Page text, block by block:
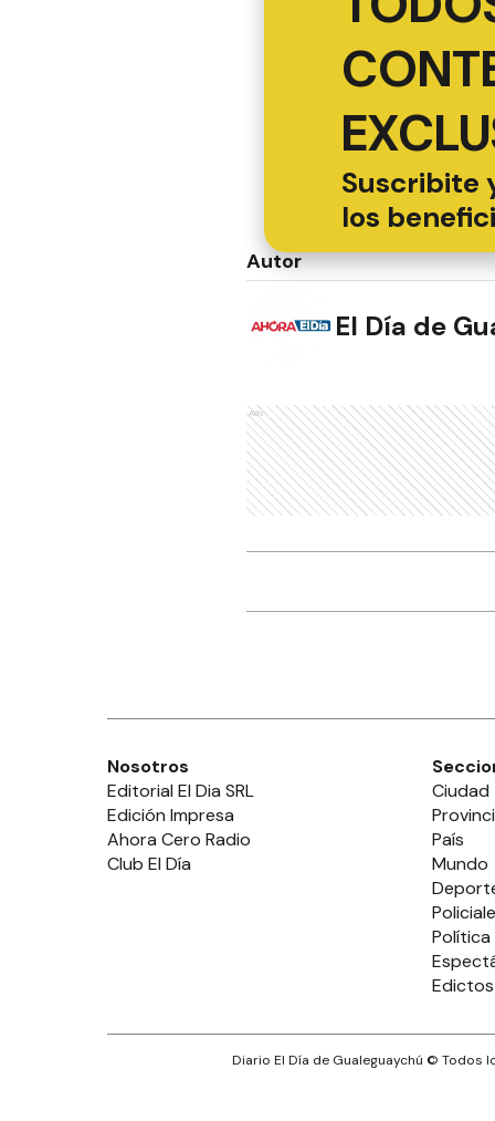
Suscribite
los
Autor
El Día de
Ads
Nosotros
Editorial El Dia SRL
Edición Impresa
Ahora Cero Radio
Club El Día
Ciudad
País
Mundo
Política
Edictos
Diario El Día de Gualeguaychú © Todos